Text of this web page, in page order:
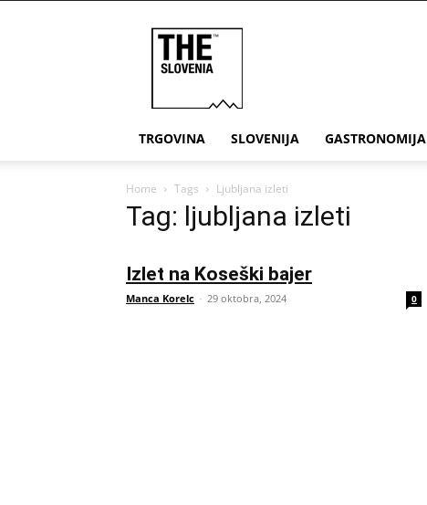
TRGOVINA SLOVENIJA GASTRONOMIJA
Home Tags Ljubljana izleti
Tag: ljubljana izleti
Izlet na Koseški bajer
Manca Korelc - 29 oktobra, 2024 0